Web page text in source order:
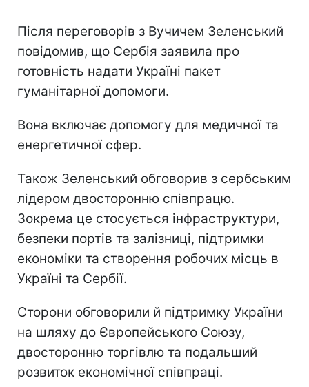
Після переговорів з Вучичем Зеленський
повідомив, що Сербія заявила про
готовність надати Україні пакет
гуманітарної допомоги.
Вона включає допомогу для медичної та
енергетичної сфер.
Також Зеленський обговорив з сербським
лідером двосторонню співпрацю.
Зокрема це стосується інфраструктури,
безпеки портів та залізниці, підтримки
економіки та створення робочих місць в
Україні та Сербії.
Сторони обговорили й підтримку України
на шляху до Європейського Союзу,
двосторонню торгівлю та подальший
розвиток економічної співпраці.